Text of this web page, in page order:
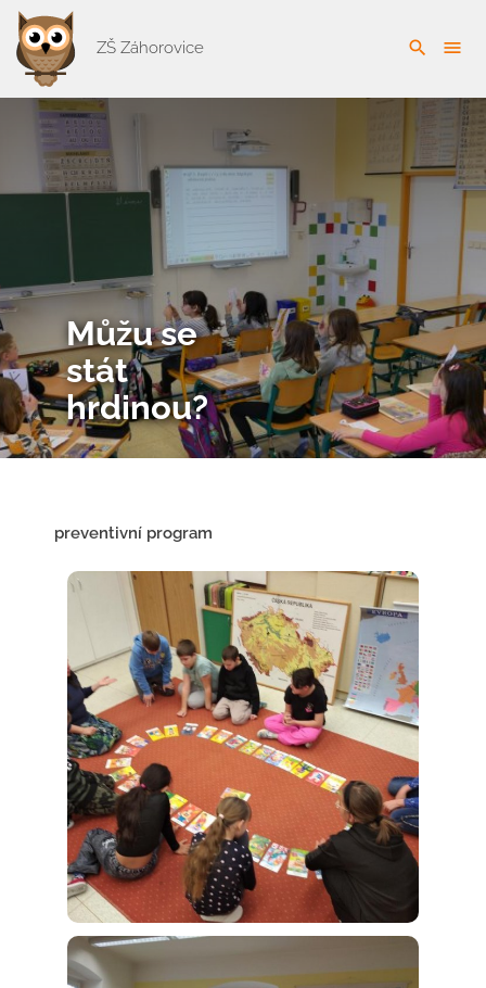
ZŠ Záhorovice search menu
Můžu se
stát
hrdinou?
preventivní program